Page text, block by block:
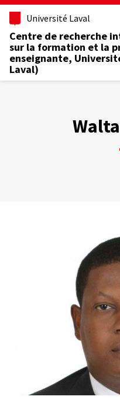
Aller
contenu
principal
Université Laval
Centre de recherche
sur la formation et la
enseignante,
Laval)